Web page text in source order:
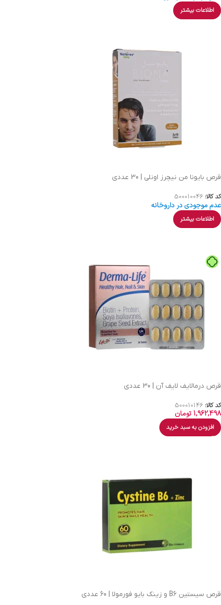
اطلاعات بیشتر
قرص بایونا من نیچرز اونلی | 30 عددی
کد کالا: 500010046
عدم موجودی در داروخانه
اطلاعات بیشتر
قرص درمالایف لایف آن | 30 عددی
کد کالا: 500010146
1,962,498تومان
افزودن به سبد خرید
قرص سیستین B6 و زینک بایو فورمولا | 60 عددی